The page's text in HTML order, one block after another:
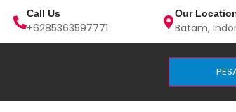
Call Us
+6285363597771
Our
Batam,